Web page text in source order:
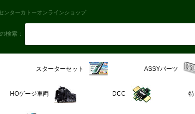
ンターカトーオンラインショップ
検索：
スターターセット ASSYパーツ
HOゲージ車両 DCC